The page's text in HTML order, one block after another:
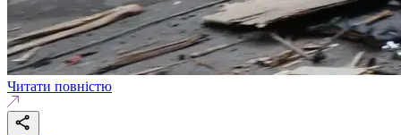
Читати повністю